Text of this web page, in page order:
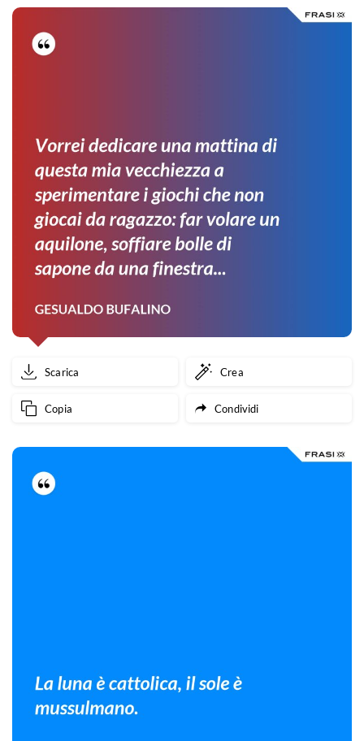
esaltata
Arlecchina
gramaglie.
Scarica Crea
Copia Condividi